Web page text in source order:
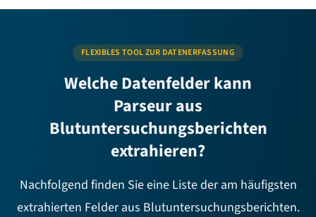
FLEXIBLES TOOL ZUR DATENERFASSUNG
Welche Datenfelder kann
Parseur aus
Blutuntersuchungsberichten
extrahieren?
Nachfolgend finden Sie eine Liste der am häufigsten
extrahierten Felder aus Blutuntersuchungsberichten.